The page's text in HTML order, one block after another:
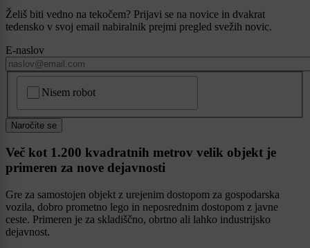
Želiš biti vedno na tekočem? Prijavi se na novice in dvakrat
tedensko v svoj email nabiralnik prejmi pregled svežih novic.
E-naslov
Nisem robot
Naročite se
Več kot 1.200 kvadratnih metrov velik objekt je
primeren za nove dejavnosti
Gre za samostojen objekt z urejenim dostopom za gospodarska
vozila, dobro prometno lego in neposrednim dostopom z javne
ceste. Primeren je za skladiščno, obrtno ali lahko industrijsko
dejavnost.